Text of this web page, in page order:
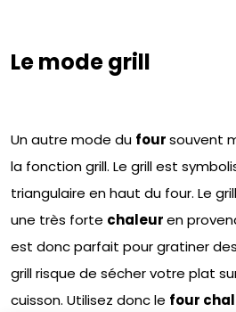
Le mode grill
Un autre mode du foursouvent
la fonction grill. Le grill est
triangulaire en haut du four. Le
une très forte chaleuren
est donc parfait pour gratiner
grill risque de sécher votre plat
cuisson. Utilisez donc le four